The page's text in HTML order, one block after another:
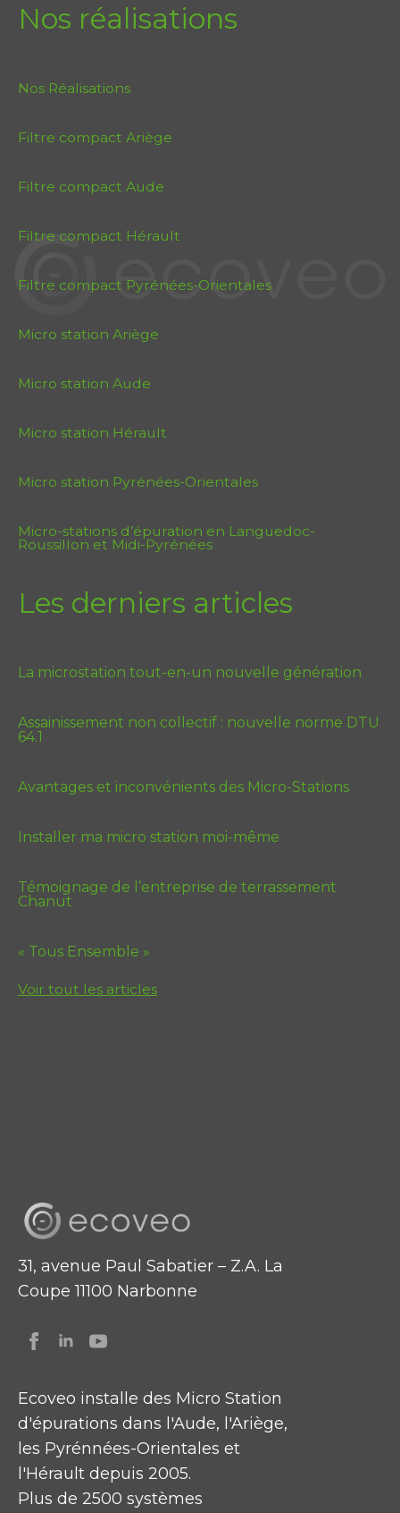
Nos réalisations
Nos Réalisations
Filtre compact Ariège
Filtre compact Aude
Filtre compact Hérault
Filtre compact Pyrénées-Orientales
Micro station Ariège
Micro station Aude
Micro station Hérault
Micro station Pyrénées-Orientales
Micro-stations d’épuration en Languedoc-
Roussillon et Midi-Pyrénées
Les derniers articles
La microstation tout-en-un nouvelle génération
Assainissement non collectif : nouvelle norme DTU
64.1
Avantages et inconvénients des Micro-Stations
Installer ma micro station moi-même
Témoignage de l’entreprise de terrassement
Chanut
« Tous Ensemble »
Voir tout les articles
31, avenue Paul Sabatier – Z.A. La
Coupe 11100 Narbonne
Ecoveo installe des Micro Station
d'épurations dans l'Aude, l'Ariège,
les Pyrénnées-Orientales et
l'Hérault depuis 2005.
Plus de 2500 systèmes